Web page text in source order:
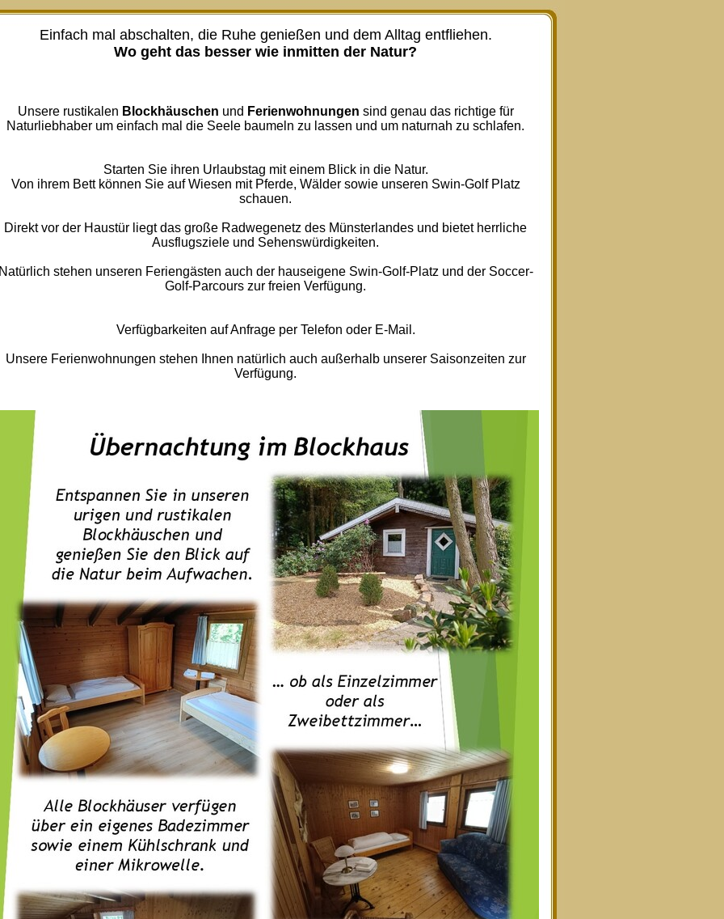
Einfach mal abschalten, die Ruhe genießen und dem Alltag entfliehen.
Wo geht das besser wie inmitten der Natur?
Unsere rustikalen Blockhäuschen und Ferienwohnungen sind genau das richtige für
Naturliebhaber um einfach mal die Seele baumeln zu lassen und um naturnah zu schlafen.
Starten Sie ihren Urlaubstag mit einem Blick in die Natur.
Von ihrem Bett können Sie auf Wiesen mit Pferde, Wälder sowie unseren Swin-Golf Platz
schauen.
Direkt vor der Haustür liegt das große Radwegenetz des Münsterlandes und bietet herrliche
Ausflugsziele und Sehenswürdigkeiten.
Natürlich stehen unseren Feriengästen auch der hauseigene Swin-Golf-Platz und der Soccer-
Golf-Parcours zur freien Verfügung.
Verfügbarkeiten auf Anfrage per Telefon oder E-Mail.
Unsere Ferienwohnungen stehen Ihnen natürlich auch außerhalb unserer Saisonzeiten zur
Verfügung.